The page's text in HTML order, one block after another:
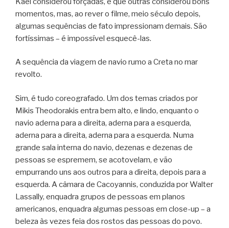
momentos, mas, ao rever o filme, meio século depois,
algumas sequências de fato impressionam demais. São
fortíssimas – é impossível esquecê-las.
A sequência da viagem de navio rumo a Creta no mar
revolto.
Sim, é tudo coreografado. Um dos temas criados por
Mikis Theodorakis entra bem alto, e lindo, enquanto o
navio aderna para a direita, aderna para a esquerda,
aderna para a direita, aderna para a esquerda. Numa
grande sala interna do navio, dezenas e dezenas de
pessoas se espremem, se acotovelam, e vão
empurrando uns aos outros para a direita, depois para a
esquerda. A câmara de Cacoyannis, conduzida por Walter
Lassally, enquadra grupos de pessoas em planos
americanos, enquadra algumas pessoas em close-up – a
beleza às vezes feia dos rostos das pessoas do povo.